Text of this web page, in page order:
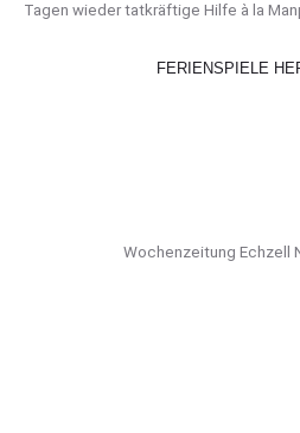
Tagen wieder tatkräftige Hilfe à la
FERIENSPIELE
Wochenzeitung Echzell